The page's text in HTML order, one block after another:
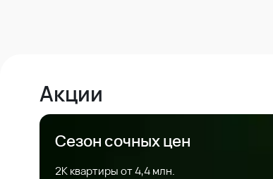
Акции
Сезон сочных цен
2К квартиры от 4,4 млн.